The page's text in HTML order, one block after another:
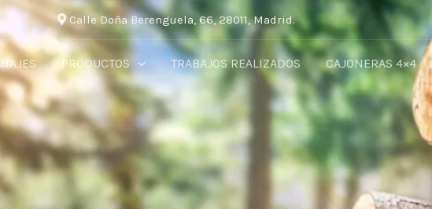
Calle Doña Berenguela, 66, 28011, Madrid.
PRODUCTOS TRABAJOS REALIZADOS CAJONERAS 4×4